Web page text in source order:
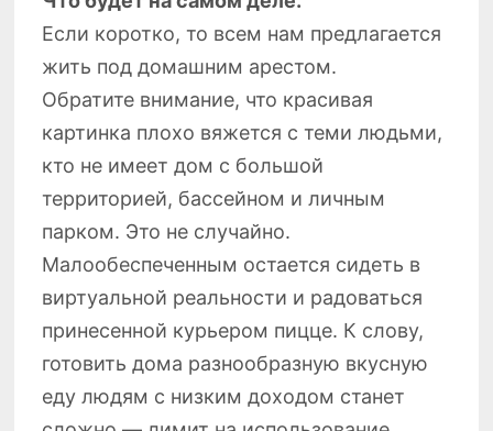
Если коротко, то всем нам предлагается
жить под домашним арестом.
Обратите внимание, что красивая
картинка плохо вяжется с теми людьми,
кто не имеет дом с большой
территорией, бассейном и личным
парком. Это не случайно.
Малообеспеченным остается сидеть в
виртуальной реальности и радоваться
принесенной курьером пицце. К слову,
готовить дома разнообразную вкусную
еду людям с низким доходом станет